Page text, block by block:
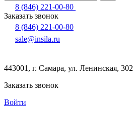
8 (846) 221-00-80
Заказать звонок
8 (846) 221-00-80
sale@insila.ru
443001, г. Самара, ул. Ленинская, 302
Заказать звонок
Войти